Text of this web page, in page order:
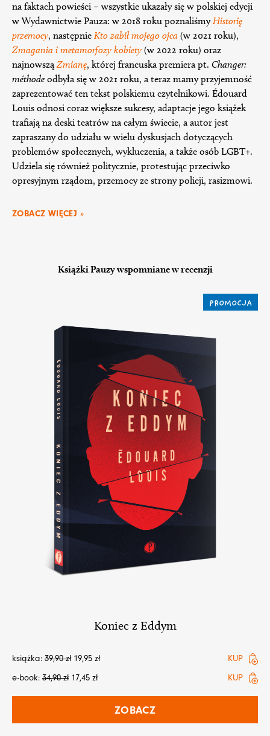
na faktach powieści – wszystkie ukazały się w polskiej edycji
w Wydawnictwie Pauza: w 2018 roku poznaliśmyHistorię
przemocy, następnie Kto zabił mojego ojca (w 2021 roku),
Zmagania i metamorfozy kobiety (w 2022 roku) oraz
najnowsząZmianę, której francuska premiera pt. Changer:
méthode odbyła się w 2021 roku, a teraz mamy przyjemność
zaprezentować ten tekst polskiemu czytelnikowi. Édouard
Louis odnosi coraz większe sukcesy, adaptacje jego książek
trafiają na deski teatrów na całym świecie, a autor jest
zapraszany do udziału w wielu dyskusjach dotyczących
problemów społecznych, wykluczenia, a także osób LGBT+.
Udziela się również politycznie, protestując przeciwko
opresyjnym rządom, przemocy ze strony policji, rasizmowi.
ZOBACZ WIĘCEJ »
Książki Pauzy wspomniane w recenzji
PROMOCJA
Koniec z Eddym
książka: 39,90zł 19,95 zł
KUP
e-book: 34,90zł 17,45 zł KUP
ZOBACZ